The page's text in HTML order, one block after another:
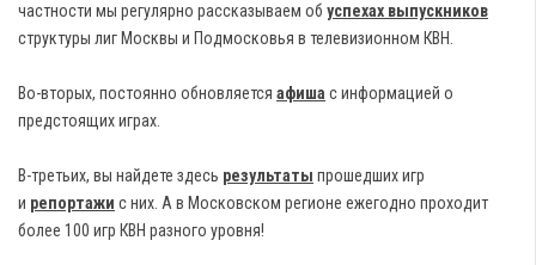
частности мы регулярно рассказываем об успехах выпускников
структуры лиг Москвы и Подмосковья в телевизионном КВН.
Во-вторых, постоянно обновляется афиша с информацией о
предстоящих играх.
В-третьих, вы найдете здесь результаты прошедших игр
и репортажи с них. А в Московском регионе ежегодно проходит
более 100 игр КВН разного уровня!